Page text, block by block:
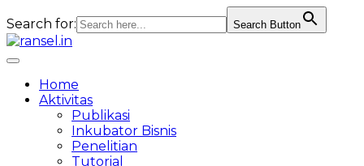
Search for: Search Button
Skip
to
Toggle
navigationHome
Aktivitas
Publikasi
Inkubator Bisnis
Penelitian
Tutorial